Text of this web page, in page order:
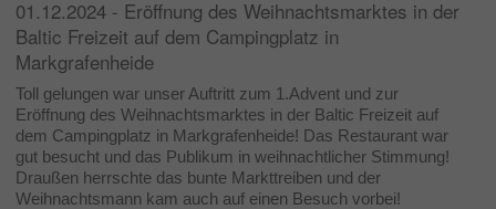
01.12.2024 - Eröffnung des Weihnachtsmarktes in der
Baltic Freizeit auf dem Campingplatz in
Markgrafenheide
Toll gelungen war unser Auftritt zum 1.Advent und zur
Eröffnung des Weihnachtsmarktes in der Baltic Freizeit auf
dem Campingplatz in Markgrafenheide! Das Restaurant war
gut besucht und das Publikum in weihnachtlicher Stimmung!
Draußen herrschte das bunte Markttreiben und der
Weihnachtsmann kam auch auf einen Besuch vorbei!